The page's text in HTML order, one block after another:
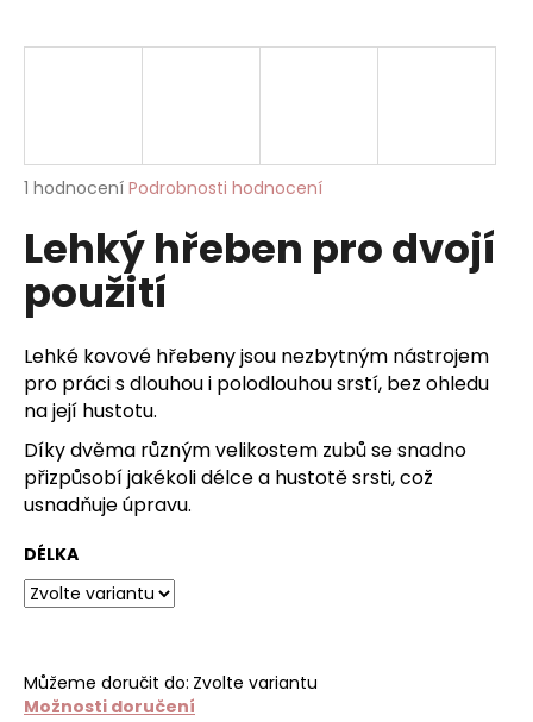
Průměrné
produktu
je
5
hvězdiček.
1 hodnocení Podrobnosti hodnocení
Lehký hřeben pro dvojí
použití
Lehké kovové hřebeny jsou nezbytným nástrojem
pro práci s dlouhou i polodlouhou srstí, bez ohledu
na její hustotu.
Díky dvěma různým velikostem zubů se snadno
přizpůsobí jakékoli délce a hustotě srsti, což
usnadňuje úpravu.
DÉLKA
Můžeme doručit do: Zvolte variantu
Možnosti doručení
j
?
D
o
o
r
u
u
j
e